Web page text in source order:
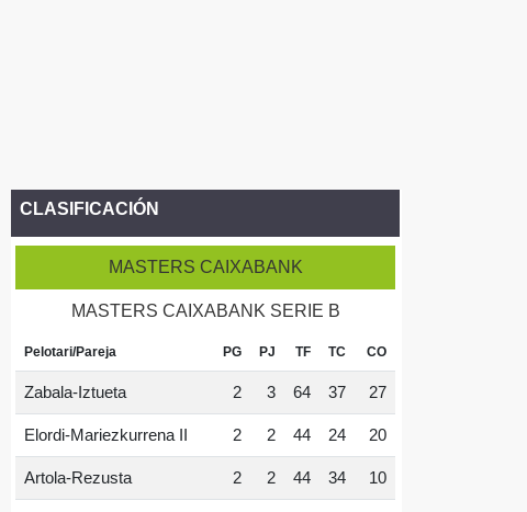
CLASIFICACIÓN
MASTERS CAIXABANK
MASTERS CAIXABANK SERIE B
Pelotari/Pareja PG PJ TF TC CO
Zabala-Iztueta 2 3 64 37 27
Elordi-Mariezkurrena II 2 2 44 24 20
Artola-Rezusta 2 2 44 34 10